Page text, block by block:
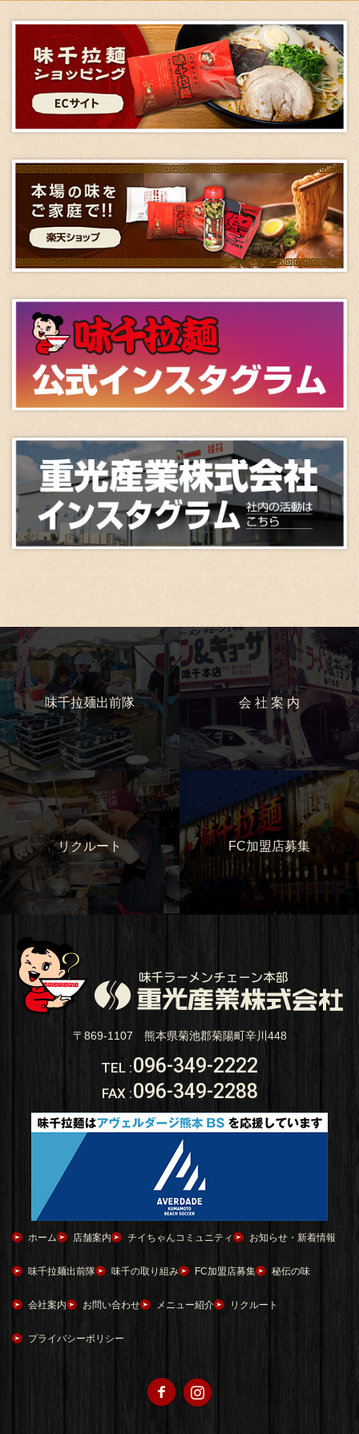
味千拉麺出前隊 会 社 案 内
リクルート FC加盟店募集
〒869-1107 熊本県菊池郡菊陽町辛川448
TEL :096-349-2222
FAX :096-349-2288
ホーム 店舗案内 チイちゃんコミュニティ お知らせ・新着情報
味千拉麺出前隊 味千の取り組み FC加盟店募集 秘伝の味
会社案内 お問い合わせ メニュー紹介 リクルート
プライバシーポリシー